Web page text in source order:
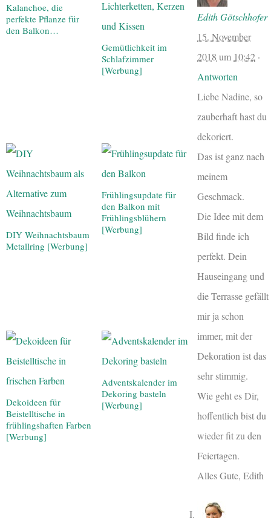
Kalanchoe, die
perfekte Pflanze für
den Balkon…
Gemütlichkeit im
Schlafzimmer
[Werbung]
DIY Weihnachtsbaum
Metallring [Werbung]
Frühlingsupdate für
den Balkon mit
Frühlingsblühern
[Werbung]
Dekoideen für
Beistelltische in
frühlingshaften Farben
[Werbung]
Adventskalender im
Dekoring basteln
[Werbung]
Edith Götschhofer
15. November
2018 um 10:42 ·
Antworten
Liebe Nadine, so
zauberhaft hast du
dekoriert.
Das ist ganz nach
meinem
Geschmack.
Die Idee mit dem
Bild finde ich
perfekt. Dein
Hauseingang und
die Terrasse gefällt
mir ja schon
immer, mit der
Dekoration ist das
sehr stimmig.
Wie geht es Dir,
hoffentlich bist du
wieder fit zu den
Feiertagen.
Alles Gute, Edith